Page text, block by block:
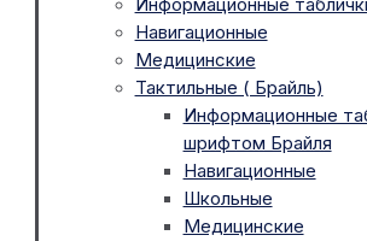
Информационные
Навигационные
Медицинские
Тактильные ( Брайль)
Информационные
шрифтом Брайля
Навигационные
Школьные
Медицинские